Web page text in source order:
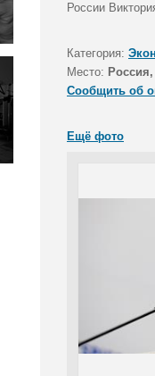
России
Категория:
Место:
Сообщить об
Ещё фото